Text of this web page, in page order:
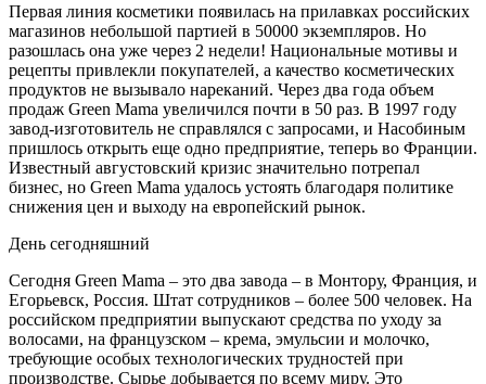
Первая линия косметики появилась на прилавках российских
магазинов небольшой партией в 50000 экземпляров. Но
разошлась она уже через 2 недели! Национальные мотивы и
рецепты привлекли покупателей, а качество косметических
продуктов не вызывало нареканий. Через два года объем
продаж Green Mama увеличился почти в 50 раз. В 1997 году
завод-изготовитель не справлялся с запросами, и Насобиным
пришлось открыть еще одно предприятие, теперь во Франции.
Известный августовский кризис значительно потрепал
бизнес, но Green Mama удалось устоять благодаря политике
снижения цен и выходу на европейский рынок.
День сегодняшний
Сегодня Green Mama – это два завода – в Монтору, Франция, и
Егорьевск, Россия. Штат сотрудников – более 500 человек. На
российском предприятии выпускают средства по уходу за
волосами, на французском – крема, эмульсии и молочко,
требующие особых технологических трудностей при
производстве. Сырье добывается по всему миру. Это